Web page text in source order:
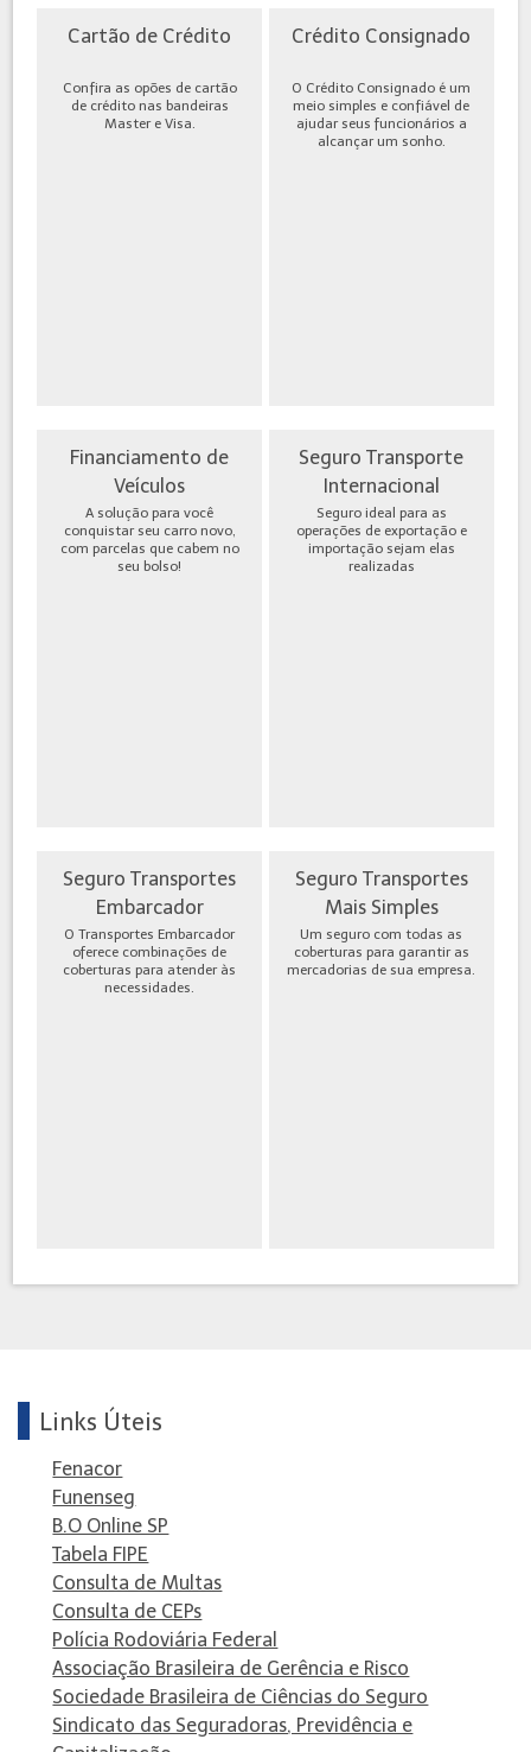
Cartão de Crédito
Confira as opões de cartão
de crédito nas bandeiras
Master e Visa.
Crédito Consignado
O Crédito Consignado é um
meio simples e confiável de
ajudar seus funcionários a
alcançar um sonho.
Financiamento de
Veículos
A solução para você
conquistar seu carro novo,
com parcelas que cabem no
seu bolso!
Seguro Transporte
Internacional
Seguro ideal para as
operações de exportação e
importação sejam elas
realizadas
Seguro Transportes
Embarcador
O Transportes Embarcador
oferece combinações de
coberturas para atender às
necessidades.
Seguro Transportes
Mais Simples
Um seguro com todas as
coberturas para garantir as
mercadorias de sua empresa.
Links Úteis
Fenacor
Funenseg
B.O Online SP
Tabela FIPE
Consulta de Multas
Consulta de CEPs
Polícia Rodoviária Federal
Associação Brasileira de Gerência e Risco
Sociedade Brasileira de Ciências do Seguro
Sindicato das Seguradoras, Previdência e